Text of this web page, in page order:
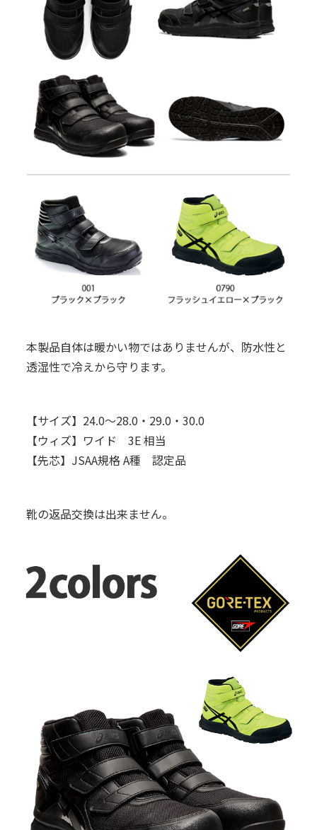
本製品自体は暖かい物ではありませんが、防水性と
透湿性で冷えから守ります。
【サイズ】24.0～28.0・29.0・30.0
【ウィズ】ワイド 3E 相当
【先芯】JSAA規格 A種 認定品
靴の返品交換は出来ません。